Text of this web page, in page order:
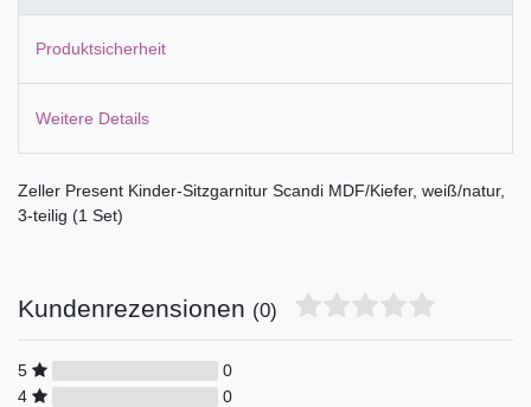
Produktsicherheit
Weitere Details
Zeller Present Kinder-Sitzgarnitur Scandi MDF/Kiefer, weiß/natur,
3-teilig (1 Set)
Kundenrezensionen (0)
5
0
4
0